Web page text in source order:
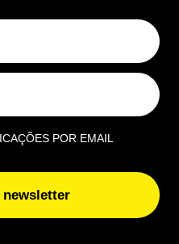
da Guia”: nesta
da EN125 ainda
frango à Guia”
|João Luís
125 onde uma das
de frango assado do
POR EMAIL
newsletter